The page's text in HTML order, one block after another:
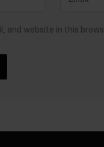
and website in this